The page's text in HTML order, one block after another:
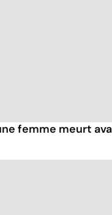
femme meurt